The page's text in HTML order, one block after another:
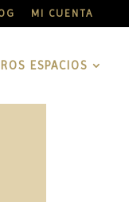
MI CUENTA
ESPACIOS